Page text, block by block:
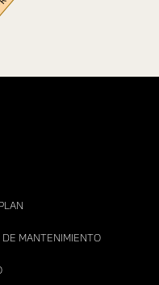
DE MANTENIMIENTO